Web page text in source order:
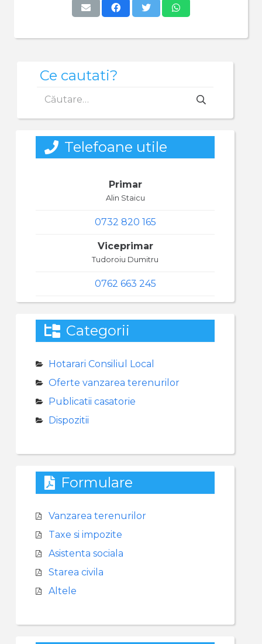
Ce cautati?
după:
Telefoane utile
Primar
Alin Staicu
0732 820 165
Viceprimar
Tudoroiu Dumitru
0762 663 245
Categorii
Hotarari Consiliul Local
Oferte vanzarea terenurilor
Publicatii casatorie
Dispozitii
Formulare
Vanzarea terenurilor
Taxe si impozite
Asistenta sociala
Starea civila
Altele